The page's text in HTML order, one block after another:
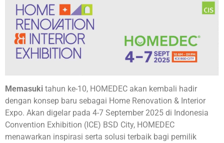
Memasuki tahun ke-10, HOMEDEC akan kembali hadir
dengan konsep baru sebagai Home Renovation & Interior
Expo. Akan digelar pada 4-7 September 2025 di Indonesia
Convention Exhibition (ICE) BSD City, HOMEDEC
menawarkan inspirasi serta solusi terbaik bagi pemilik